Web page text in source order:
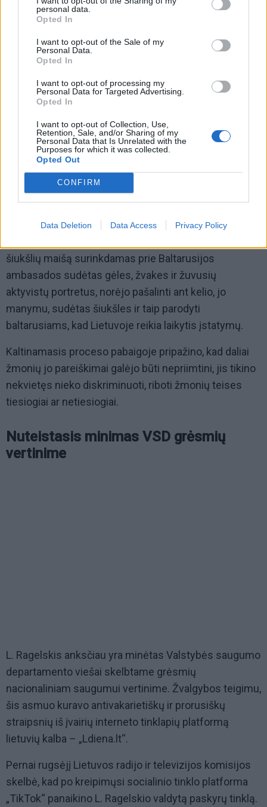
personal data.
Opted In
I want to opt-out of the Sale of my
Personal Data.
Opted In
I want to opt-out of processing my
Personal Data for Targeted Advertising.
Opted In
I want to opt-out of Collection, Use,
Retention, Sale, and/or Sharing of my
Personal Data that Is Unrelated with the
Purposes for which it was collected.
Opted Out
CONFIRM
Data Deletion Data Access Privacy Policy
Baltarusijos ambasados pastatytus nuo Minsko
režimo žuvusių aktyvistų portretus, pastatytas
žvakes, gėles.
šiukšlių maišą surinkdamas prie Baltarusijos
ambasados sudėtas gėles, žvakes ir žuvusių
aktyvistų portretus, norėjo pašalinti ant kelio, jo
manymu, sudėtas šiukšles ir taip parodyti
baltarusiams, kad Lietuvoje reikia laikytis įstatymų.
Kaltinamasis proceso pabaigoje pripažino, kad daliai
žmonių jo pareiškimai galėjo būti nepriimtini, jis tikino
nekvietęs nieko diskriminuoti, riboti žmonių teises
tiesiogiai ar netiesiogiai.
Nuteistasis minimas VSD grėsmių
vertinime
L. Ragelskis anksčiau yra minėtas Valstybės saugumo
departamento viešai skelbtame grėsmių
nacionaliniam saugumui vertinime. Žvalgybos teigimu,
šis asmuo kuravo antivakarietiškų ir prorusiškų
straipsnių iš įvairių interneto tinklapių platformą
lietuvių kalba – „Ldiena.lt“.
Pernai rugsėjį Lietuvos radijo ir televizijos komisijos
skelbė, kad po kreipimųsi socialinio tinklo platforma
„TikTok“ panaikino L. Ragelskio valdytą paskyrų tinklą.